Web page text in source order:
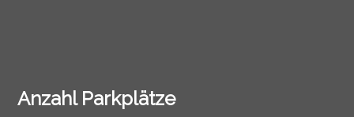
Anzahl Parkplätze